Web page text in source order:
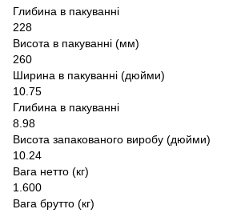
Глибина в пакуванні
228
Висота в пакуванні (мм)
260
Ширина в пакуванні (дюйми)
10.75
Глибина в пакуванні
8.98
Висота запакованого виробу (дюйми)
10.24
Вага нетто (кг)
1.600
Вага брутто (кг)